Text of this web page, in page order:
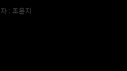
: 조윤지